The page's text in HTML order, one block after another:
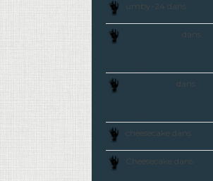
umby-24 dans
dans
dans
cheesecake dans
Cheesecake dans